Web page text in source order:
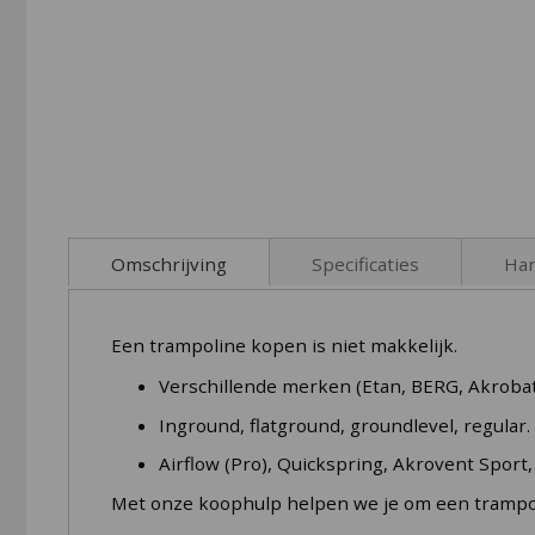
to
beginning
Omschrijving
Wil je een degelijke trampoline die je vlak kunt
Wat maakt een Etan trampoline
Voor het sterke frame van de Premiumflat
Specificaties
Download hier de handleidingen voor dit
Een trampoline kopen is niet makkelijk.
Verschillende merken (Etan, BERG,
Inground, flatground, groundlevel, regular.
Airflow (Pro), Quickspring, Akrovent
Met onze koophulp helpen we je om een